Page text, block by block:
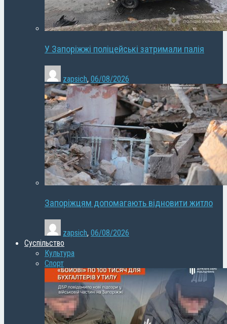
У Запоріжжі поліцейські затримали палія
zapsich, 06/08/2026
Запоріжцям допомагають відновити житло
zapsich, 06/08/2026
Суспільство
Культура
Спорт